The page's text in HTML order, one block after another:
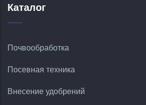
Каталог
Почвообработка
Посевная техника
Внесение удобрений